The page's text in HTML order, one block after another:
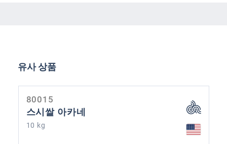
제품 갤러리 건너뛰기
유사 상품
80015
스시쌀 아카네
10 kg